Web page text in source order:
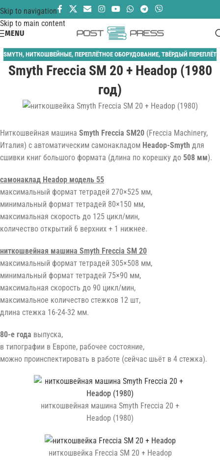
Skip to navigation
Skip to main content
MENU
SMYTH, НИТКОШВЕЙНЫЕ, ПЕРЕПЛЁТНОЕ ОБОРУДОВАНИЕ, ТВЁРДЫЙ ПЕРЕПЛЁТ
Smyth Freccia SM 20 + Headop (1980
год)
Ниткошвейная машина Smyth Freccia SM20 (Freccia Machinery,
Италия) с автоматическим самонакладом Headop-Smyth для
сшивки книг большого формата (длина по корешку до 508 мм).
самонаклад Headop модель 55
максимальный формат тетрадей 270×525 мм,
минимальный формат тетрадей 80×150 мм,
максимальная скорость до 125 цикл/мин,
количество открытий 6 верхних + 1 нижнее.
ниткошвейная машина Smyth Freccia SM 20
максимальный формат тетрадей 305×508 мм,
минимальный формат тетрадей 75×90 мм,
максимальная скорость до 90 цикл/мин,
максимальное количество стежков 12 шт,
длина стежка 16-24-32 мм.
80-е года выпуска,
в типографии в Европе, рабочее состояние,
можно проинспектировать в работе (сейчас шьёт в 4 стежка).
ниткошвейная машина Smyth Freccia 20 +
Headop (1980)
ниткошвейка Freccia SM 20 + Headop